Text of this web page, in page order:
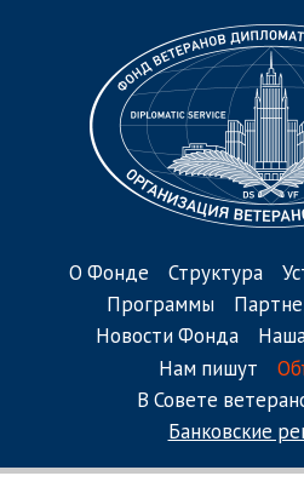
О Фонде Структура
Программы
Новости Фонда
Нам пишут
В Совете
Банковские